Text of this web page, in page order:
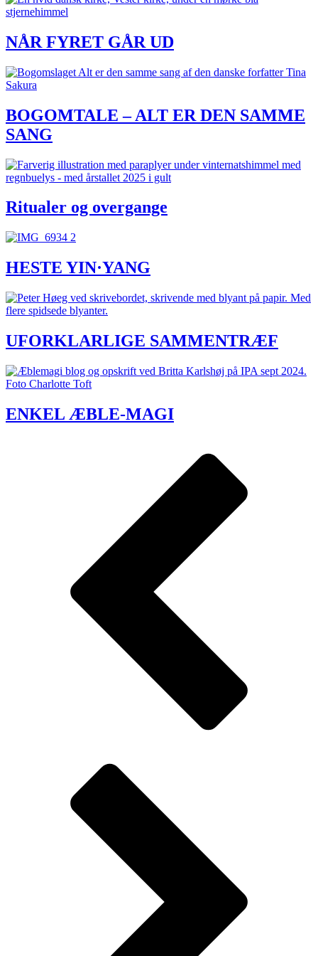
NÅR FYRET GÅR UD
BOGOMTALE – ALT ER DEN SAMME
SANG
Ritualer og overgange
HESTE YIN·YANG
UFORKLARLIGE SAMMENTRÆF
ENKEL ÆBLE-MAGI